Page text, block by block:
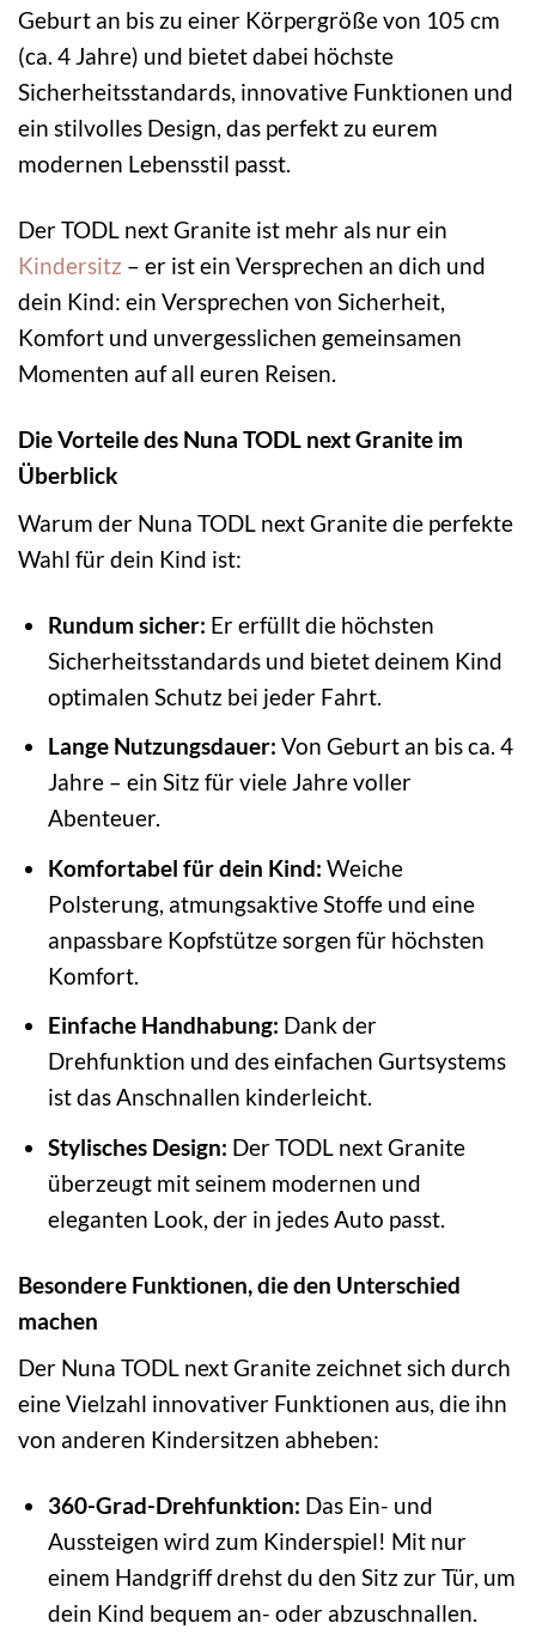
Geburt an bis zu einer Körpergröße von 105 cm
(ca. 4 Jahre) und bietet dabei höchste
Sicherheitsstandards, innovative Funktionen und
ein stilvolles Design, das perfekt zu eurem
modernen Lebensstil passt.
Der TODL next Granite ist mehr als nur ein
Kindersitz – er ist ein Versprechen an dich und
dein Kind: ein Versprechen von Sicherheit,
Komfort und unvergesslichen gemeinsamen
Momenten auf all euren Reisen.
Die Vorteile des Nuna TODL next Granite im
Überblick
Warum der Nuna TODL next Granite die perfekte
Wahl für dein Kind ist:
Rundum sicher: Er erfüllt die höchsten
Sicherheitsstandards und bietet deinem Kind
optimalen Schutz bei jeder Fahrt.
Lange Nutzungsdauer: Von Geburt an bis ca. 4
Jahre – ein Sitz für viele Jahre voller
Abenteuer.
Komfortabel für dein Kind: Weiche
Polsterung, atmungsaktive Stoffe und eine
anpassbare Kopfstütze sorgen für höchsten
Komfort.
Einfache Handhabung: Dank der
Drehfunktion und des einfachen Gurtsystems
ist das Anschnallen kinderleicht.
Stylisches Design: Der TODL next Granite
überzeugt mit seinem modernen und
eleganten Look, der in jedes Auto passt.
Besondere Funktionen, die den Unterschied
machen
Der Nuna TODL next Granite zeichnet sich durch
eine Vielzahl innovativer Funktionen aus, die ihn
von anderen Kindersitzen abheben:
360-Grad-Drehfunktion: Das Ein- und
Aussteigen wird zum Kinderspiel! Mit nur
einem Handgriff drehst du den Sitz zur Tür, um
dein Kind bequem an- oder abzuschnallen.